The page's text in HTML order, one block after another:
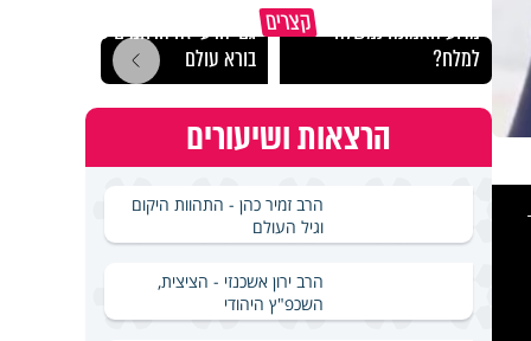
קצרים
מדוע האמונה נמשלה
למלח?
גם ׳הרע׳ זה הרחמים של
בורא עולם
הרצאות ושיעורים
הרב זמיר כהן - התהוות היקום
וגיל העולם
הרב ירון אשכנזי - הציצית,
השכפ"ץ היהודי